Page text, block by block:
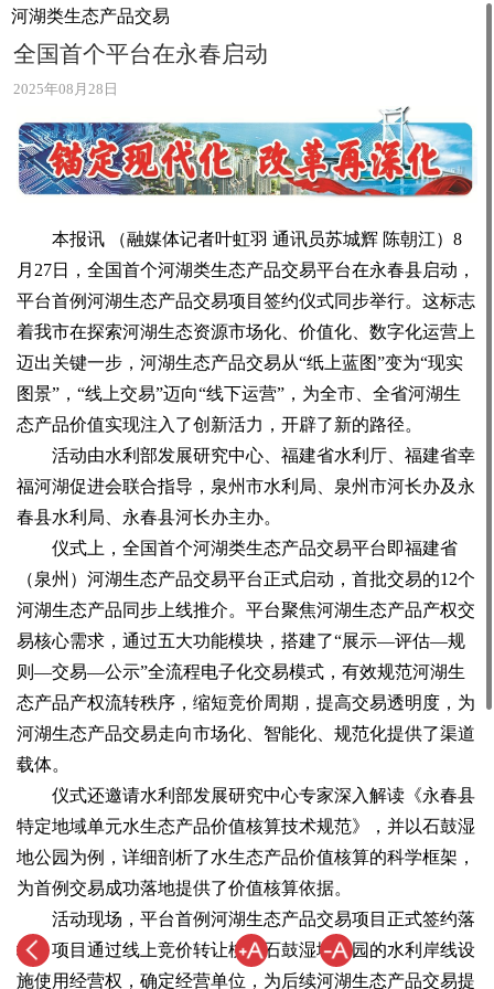
河湖类生态产品交易
全国首个平台在永春启动
2025年08月28日
本报讯 （融媒体记者叶虹羽 通讯员苏城辉 陈朝江）8
月27日，全国首个河湖类生态产品交易平台在永春县启动，
平台首例河湖生态产品交易项目签约仪式同步举行。这标志
着我市在探索河湖生态资源市场化、价值化、数字化运营上
迈出关键一步，河湖生态产品交易从“纸上蓝图”变为“现实
图景”，“线上交易”迈向“线下运营”，为全市、全省河湖生
态产品价值实现注入了创新活力，开辟了新的路径。
活动由水利部发展研究中心、福建省水利厅、福建省幸
福河湖促进会联合指导，泉州市水利局、泉州市河长办及永
春县水利局、永春县河长办主办。
仪式上，全国首个河湖类生态产品交易平台即福建省
（泉州）河湖生态产品交易平台正式启动，首批交易的12个
河湖生态产品同步上线推介。平台聚焦河湖生态产品产权交
易核心需求，通过五大功能模块，搭建了“展示—评估—规
则—交易—公示”全流程电子化交易模式，有效规范河湖生
态产品产权流转秩序，缩短竞价周期，提高交易透明度，为
河湖生态产品交易走向市场化、智能化、规范化提供了渠道
载体。
仪式还邀请水利部发展研究中心专家深入解读《永春县
特定地域单元水生态产品价值核算技术规范》，并以石鼓湿
地公园为例，详细剖析了水生态产品价值核算的科学框架，
为首例交易成功落地提供了价值核算依据。
活动现场，平台首例河湖生态产品交易项目正式签约落
地。项目通过线上竞价转让桃溪石鼓湿地公园的水利岸线设
施使用经营权，确定经营单位，为后续河湖生态产品交易提